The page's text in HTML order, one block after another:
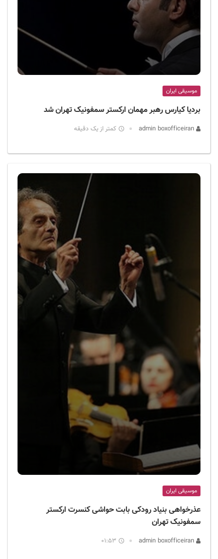
موسیقی ایران
بردیا کیارس رهبر مهمان ارکستر سمفونیک تهران شد
کمتر از یک دقیقه
موسیقی ایران
عذرخواهی بنیاد رودکی بابت حواشی کنسرت ارکستر
سمفونیک تهران
01:53